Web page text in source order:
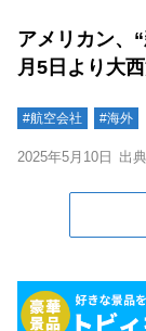
アメリカン、
月5日より大
#航空会社 #海外
2025年5月10日 出